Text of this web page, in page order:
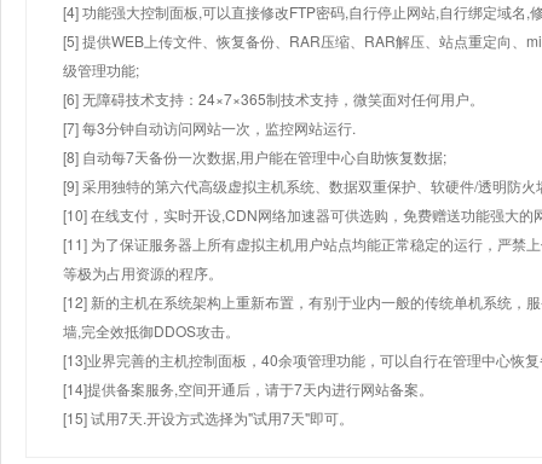
[4] 功能强大控制面板,可以直接修改FTP密码,自行停止网站,自行绑定域名,
[5] 提供WEB上传文件、恢复备份、RAR压缩、RAR解压、站点重定向、
级管理功能;
[6] 无障碍技术支持：24×7×365制技术支持，微笑面对任何用户。
[7] 每3分钟自动访问网站一次，监控网站运行.
[8] 自动每7天备份一次数据,用户能在管理中心自助恢复数据;
[9] 采用独特的第六代高级虚拟主机系统、数据双重保护、软硬件/透明防火
[10] 在线支付，实时开设,CDN网络加速器可供选购，免费赠送功能强大
[11] 为了保证服务器上所有虚拟主机用户站点均能正常稳定的运行，严禁
等极为占用资源的程序。
[12] 新的主机在系统架构上重新布置，有别于业内一般的传统单机系统，
墙,完全效抵御DDOS攻击。
[13]业界完善的主机控制面板，40余项管理功能，可以自行在管理中心恢
[14]提供备案服务,空间开通后，请于7天内进行网站备案。
[15] 试用7天.开设方式选择为"试用7天"即可。